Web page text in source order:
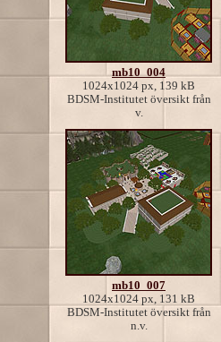
mb10_004
1024x1024 px, 139 kB
BDSM-Institutet översikt från
v.
mb10_007
1024x1024 px, 131 kB
BDSM-Institutet översikt från
n.v.